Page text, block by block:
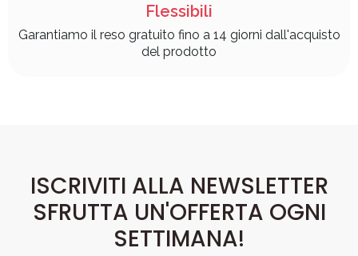
Flessibili
Garantiamo il reso gratuito fino a 14 giorni dall'acquisto
del prodotto
ISCRIVITI ALLA NEWSLETTER
SFRUTTA UN'OFFERTA OGNI
SETTIMANA!